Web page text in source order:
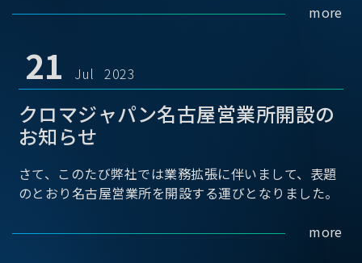
more
21 Jul 2023
クロマジャパン名古屋営業所開設の
お知らせ
さて、このたび弊社では業務拡張に伴いまして、表題
のとおり名古屋営業所を開設する運びとなりました。
more